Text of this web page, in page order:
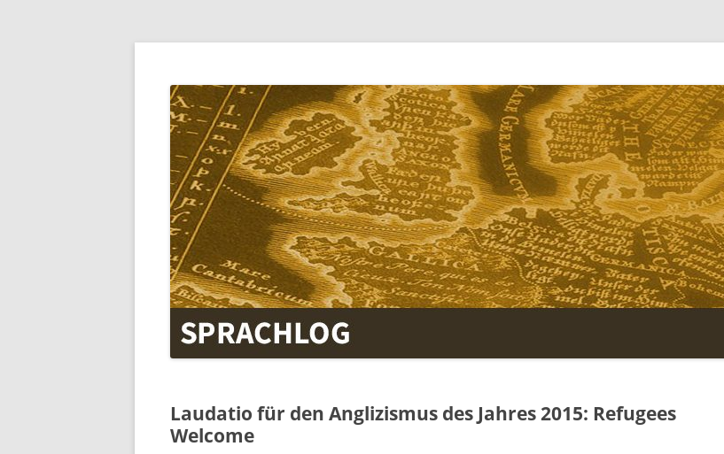
SPRACHLOG
Laudatio für den Anglizismus des Jahres 2015: Refugees
Welcome